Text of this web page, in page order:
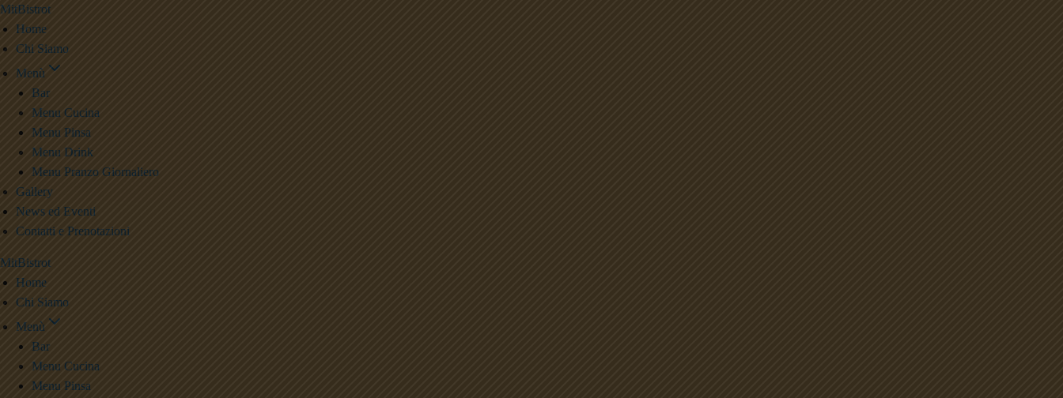
MitBistrot
Home
Chi Siamo
Menù
Bar
Menu Cucina
Menu Pinsa
Menu Drink
Menu Pranzo Giornaliero
Gallery
News ed Eventi
Contatti e Prenotazioni
MitBistrot
Home
Chi Siamo
Menù
Bar
Menu Cucina
Menu Pinsa